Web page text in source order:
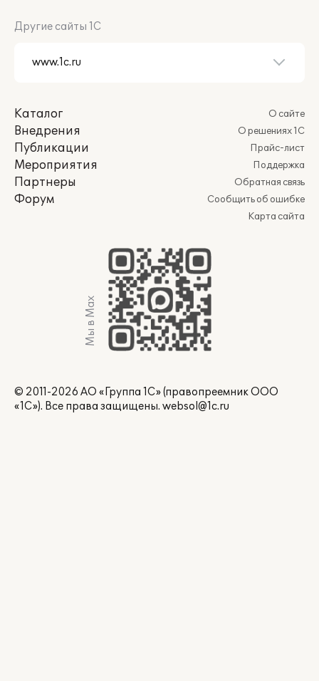
Другие сайты 1С
Каталог
Внедрения
Публикации
Мероприятия
Партнеры
Форум
О сайте
О решениях 1С
Прайс-лист
Поддержка
Обратная связь
Сообщить об ошибке
Карта сайта
Мы в Max
© 2011-2026 АО «Группа 1С» (правопреемник ООО
«1С»). Все права защищены. websol@1c.ru